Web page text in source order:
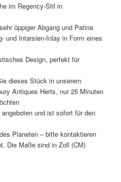
im Regency-Stil in
üppiger Abgang und Patina
und Intarsien-Inlay in Form eines
Design, perfekt für
dieses Stück in unserem
Antiques Herts, nur 25 Minuten
und ist sofort für den
Planeten – bitte kontaktieren
Die Maße sind in Zoll (CM)